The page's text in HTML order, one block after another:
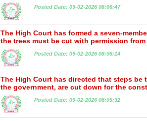
Posted Date: 09-02-2026 08:06:47
The High Court has formed a seven-
the trees must be cut with permission
Posted Date: 09-02-2026 08:06:14
The High Court has directed that steps
the government, are cut down for the
Posted Date: 09-02-2026 08:05:32